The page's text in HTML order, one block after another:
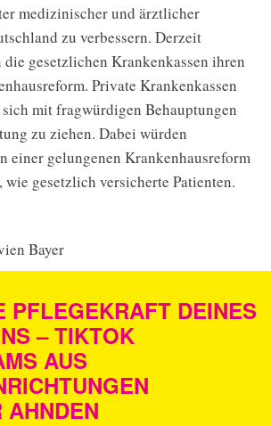
medizinischer und ärztlicher
zu verbessern. Derzeit
gesetzlichen Krankenkassen ihren
Private Krankenkassen
mit fragwürdigen Behauptungen
zu ziehen. Dabei würden
einer gelungenen Krankenhausreform
gesetzlich versicherte Patienten.
Bayer
PFLEGEKRAFT DEINES
– TIKTOK
AUS
AHNDEN